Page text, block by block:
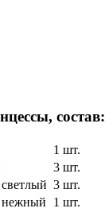
состав:
1 шт.
3 шт.
3 шт.
нежный
1 шт.